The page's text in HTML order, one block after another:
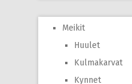
Meikit
Huulet
Kulmakarvat
Kynnet